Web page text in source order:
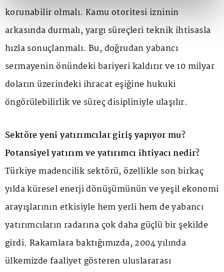
korunabilir olmalı. Kamu otoritesi izninin
arkasında durmalı, yargı süreçleri teknik ihtisasla
hızla sonuçlanmalı. Bu, doğrudan yabancı
sermayenin önündeki bariyeri kaldırır ve 10 milyar
doların üzerindeki ihracat eşiğine hukuki
öngörülebilirlik ve süreç disipliniyle ulaşılır.
Sektöre yeni yatırımcılar giriş yapıyor mu?
Potansiyel yatırım ve yatırımcı ihtiyacı nedir?
Türkiye madencilik sektörü, özellikle son birkaç
yılda küresel enerji dönüşümünün ve yeşil ekonomi
arayışlarının etkisiyle hem yerli hem de yabancı
yatırımcıların radarına çok daha güçlü bir şekilde
girdi. Rakamlara baktığımızda, 2004 yılında
ülkemizde faaliyet gösteren uluslararası